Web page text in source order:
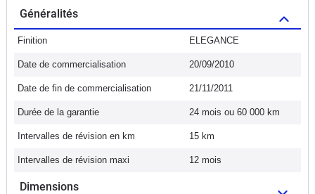
Généralités
Finition ELEGANCE
Date de commercialisation 20/09/2010
Date de fin de commercialisation 21/11/2011
Durée de la garantie 24 mois ou 60 000 km
Intervalles de révision en km 15 km
Intervalles de révision maxi 12 mois
Dimensions